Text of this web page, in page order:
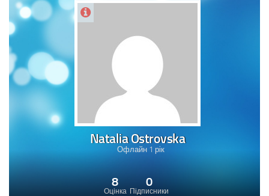
Natalia Ostrovska
Офлайн 1 рік
Оцінка
8
Підписники
0